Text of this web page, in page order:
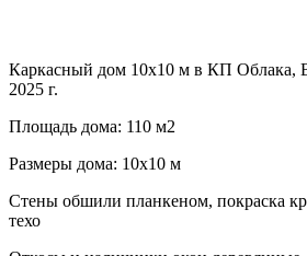
Каркасный дом 10х10 м в КП Облака,
2025 г.
Площадь дома: 110 м2
Размеры дома: 10х10 м
Стены обшили планкеном, покраска
техо